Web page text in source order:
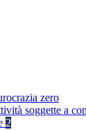
zero
soggette a
2